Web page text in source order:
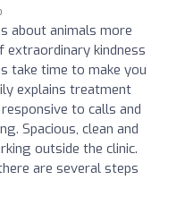
about animals more
extraordinary kindness
take time to make you
explains treatment
to calls and
Spacious, clean and
outside the clinic.
are several steps